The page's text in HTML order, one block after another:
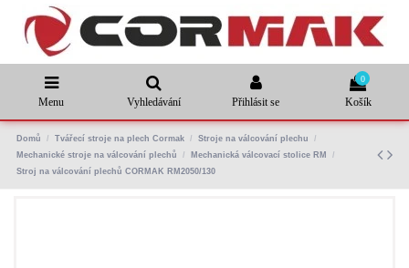
Menu Vyhledávání Přihlásit se
0
Košík
Domů Tvářecí stroje na plech Cormak
Stroje na válcování plechu
Mechanické stroje na válcování plechů
Mechanická válcovací stolice RM
Stroj na válcování plechů CORMAK RM2050/130